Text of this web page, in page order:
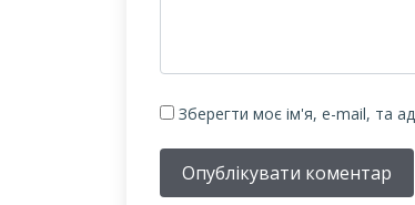
Зберегти моє ім'я, e-mail, та
Опублікувати коментар